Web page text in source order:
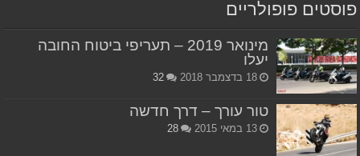
פוסטים פופולריים
מינואר 2019 – תעריפי ביטוח החובה
יעלו
18 בדצמבר 2018 32
טור עורך – דרך חדשה
13 במאי 2015 28